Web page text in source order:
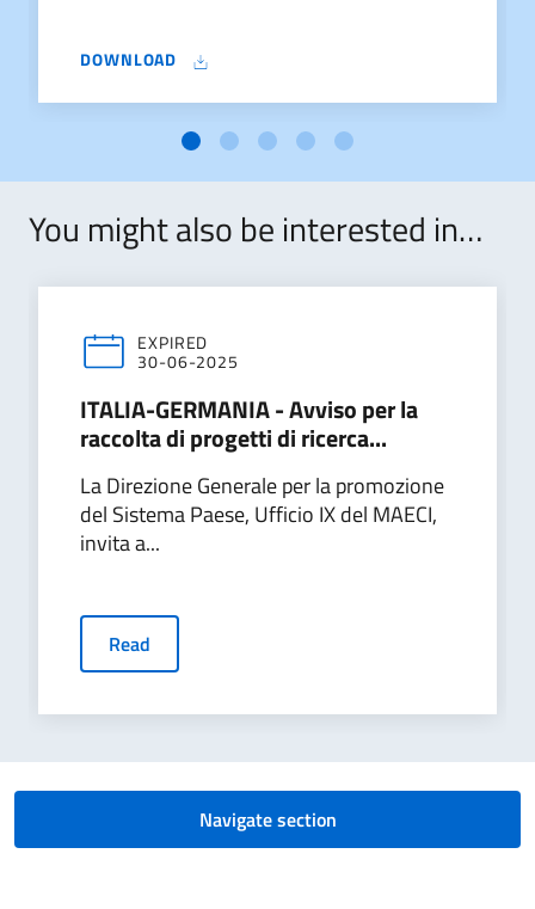
DOWNLOAD
You might also be interested in…
EXPIRED
30-06-2025
ITALIA-GERMANIA - Avviso per la
raccolta di progetti di ricerca...
La Direzione Generale per la promozione
del Sistema Paese, Ufficio IX del MAECI,
invita a...
Read
Navigate section